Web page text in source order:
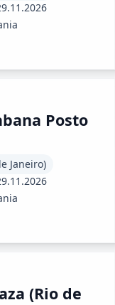
Posto
Janeiro)
(Rio de